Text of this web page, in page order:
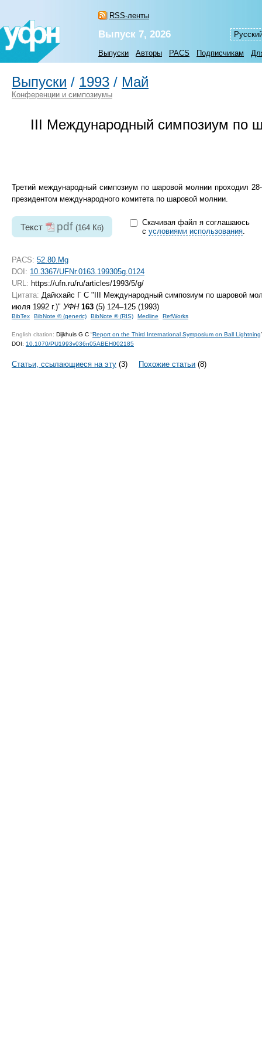
RSS-ленты
Выпуск 7, 2026
Выпуски Авторы PACS Подписчикам
Выпуски / 1993 / Май
Конференции и симпозиумы
III Международный симпозиум по
Третий международный симпозиум по шаровой молнии проходил
президентом международного комитета по шаровой молнии.
Текст pdf (164 Кб)
Скачивая файл я соглашаюсь
с условиями использования.
PACS: 52.80.Mg
DOI: 10.3367/UFNr.0163.199305g.0124
URL: https://ufn.ru/ru/articles/1993/5/g/
Цитата: Дайкхайс Г С "III Международный симпозиум по шаровой
июля 1992 г.)" УФН 163 (5) 124–125 (1993)
BibTex BibNote ® (generic) BibNote ® (RIS) Medline RefWorks
English citation: Dijkhuis G C “Report on the Third International Symposium on Ball Lightning
DOI: 10.1070/PU1993v036n05ABEH002185
Статьи, ссылающиеся на эту (3) Похожие статьи (8)